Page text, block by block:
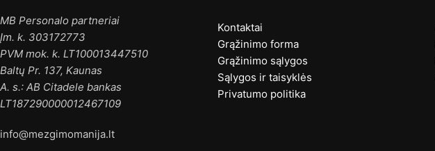
MB Personalo partneriai
Įm. k. 303172773
PVM mok. k. LT100013447510
Baltų Pr. 137, Kaunas
A. s.: AB Citadele bankas
LT187290000012467109
info@mezgimomanija.lt
Kontaktai
Grąžinimo forma
Grąžinimo sąlygos
Sąlygos ir taisyklės
Privatumo politika